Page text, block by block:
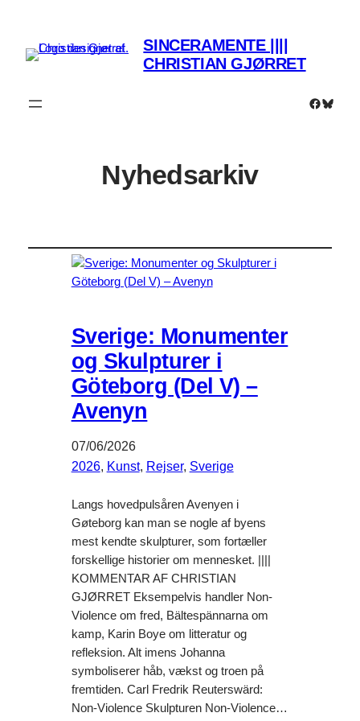
SINCERAMENTE ||||
CHRISTIAN GJØRRET
Nyhedsarkiv
Sverige: Monumenter
og Skulpturer i
Göteborg (Del V) –
Avenyn
07/06/2026
2026, Kunst, Rejser, Sverige
Langs hovedpulsåren Avenyen i
Gøteborg kan man se nogle af byens
mest kendte skulpturer, som fortæller
forskellige historier om mennesket. ||||
KOMMENTAR AF CHRISTIAN
GJØRRET Eksempelvis handler Non-
Violence om fred, Bältespännarna om
kamp, Karin Boye om litteratur og
refleksion. Alt imens Johanna
symboliserer håb, vækst og troen på
fremtiden. Carl Fredrik Reuterswärd:
Non-Violence Skulpturen Non-Violence…